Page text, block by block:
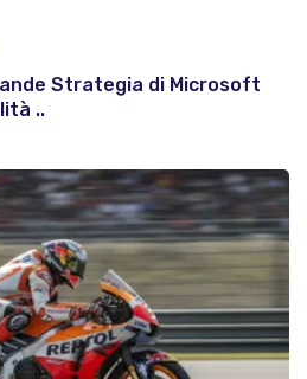
Strategia di Microsoft
..